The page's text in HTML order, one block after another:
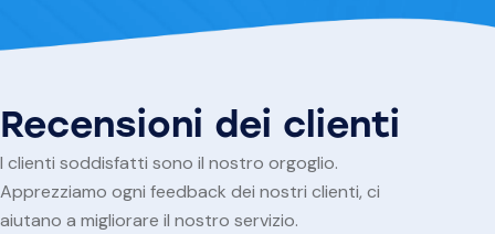
Recensioni dei clienti
I clienti soddisfatti sono il nostro orgoglio.
Apprezziamo ogni feedback dei nostri clienti, ci
aiutano a migliorare il nostro servizio.